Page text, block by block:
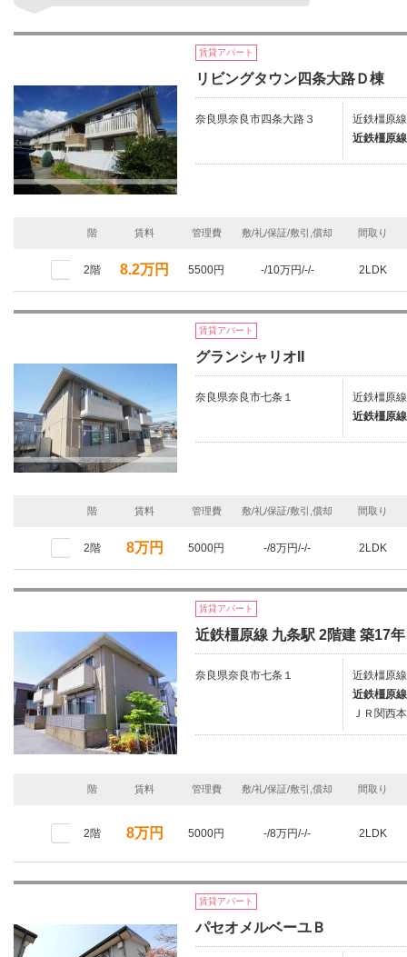
賃貸アパート
リビングタウン四条大路Ｄ棟
奈良県奈良市四条大路３
近鉄橿原
近鉄橿原
階 賃料 管理費 敷/礼/保証/敷引,償却 間取り
2階 8.2万円 5500円 -/10万円/-/- 2LDK
賃貸アパート
グランシャリオII
奈良県奈良市七条１
近鉄橿原
近鉄橿原
階 賃料 管理費 敷/礼/保証/敷引,償却 間取り
2階 8万円 5000円 -/8万円/-/- 2LDK
賃貸アパート
近鉄橿原線 九条駅 2階建 築17年
奈良県奈良市七条１
近鉄橿原
近鉄橿原
ＪＲ関西
階 賃料 管理費 敷/礼/保証/敷引,償却 間取り
2階 8万円 5000円 -/8万円/-/- 2LDK
賃貸アパート
パセオメルベーユＢ